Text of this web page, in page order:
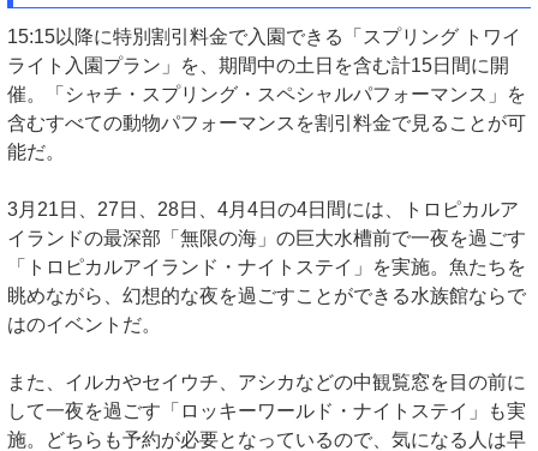
15:15以降に特別割引料金で入園できる「スプリング トワイ
ライト入園プラン」を、期間中の土日を含む計15日間に開
催。「シャチ・スプリング・スペシャルパフォーマンス」を
含むすべての動物パフォーマンスを割引料金で見ることが可
能だ。
3月21日、27日、28日、4月4日の4日間には、トロピカルア
イランドの最深部「無限の海」の巨大水槽前で一夜を過ごす
「トロピカルアイランド・ナイトステイ」を実施。魚たちを
眺めながら、幻想的な夜を過ごすことができる水族館ならで
はのイベントだ。
また、イルカやセイウチ、アシカなどの中観覧窓を目の前に
して一夜を過ごす「ロッキーワールド・ナイトステイ」も実
施。どちらも予約が必要となっているので、気になる人は早